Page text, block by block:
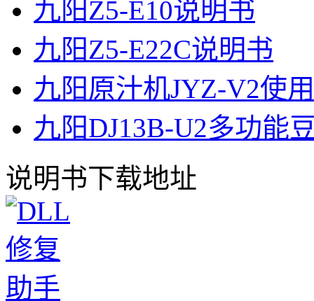
九阳Z5-E10说明书
九阳Z5-E22C说明书
九阳原汁机JYZ-V2使
九阳DJ13B-U2多功能
说明书下载地址